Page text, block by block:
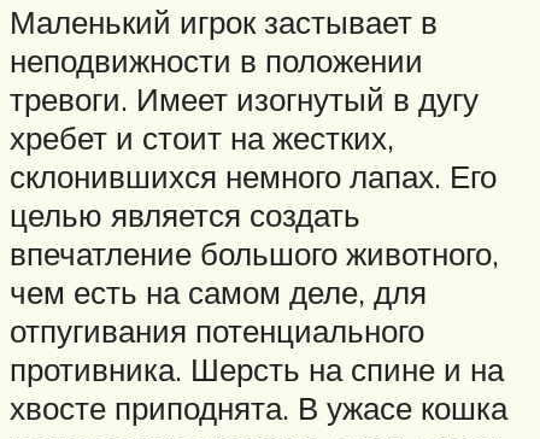
Маленький игрок застывает в
неподвижности в положении
тревоги. Имеет изогнутый в дугу
хребет и стоит на жестких,
склонившихся немного лапах. Его
целью является создать
впечатление большого животного,
чем есть на самом деле, для
отпугивания потенциального
противника. Шерсть на спине и на
хвосте приподнята. В ужасе кошка